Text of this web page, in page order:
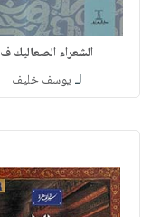
الشعراء الصعاليك ف
لـ يوسف خليف